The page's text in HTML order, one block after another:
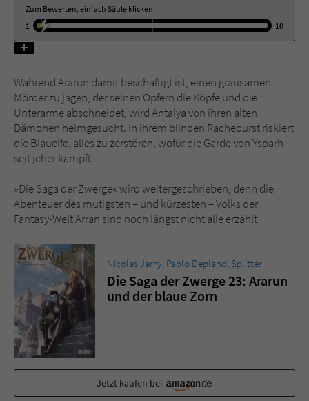
Zum Bewerten, einfach Säule klicken.
1
10
Während Ararun damit beschäftigt ist, einen grausamen
Mörder zu jagen, der seinen Opfern die Köpfe und die
Unterarme abschneidet, wird Antalya von ihren alten
Dämonen heimgesucht. In ihrem blinden Rachedurst riskiert
die Blauelfe, alles zu zerstören, wofür die Garde von Ysparh
seit jeher kämpft.
»Die Saga der Zwerge« wird weitergeschrieben, denn die
Abenteuer des mutigsten – und kürzesten – Volks der
Fantasy-Welt Arran sind noch längst nicht alle erzählt!
Nicolas Jarry, Paolo Deplano, Splitter
Die Saga der Zwerge 23: Ararun
und der blaue Zorn
Jetzt kaufen bei
Name tx_pwcomments_ahash
Laufzeit 1 Jahr
Zweck Cookie für Kommentare einzelner Buchtitel
Anbieter Literatur-Couch Medien GmbH & Co. KG
Zweck
Dieses Cookie gewährleistet die
Kommunikation der Webseite mit dem
Benutzer. Es wird benötigt um z. B. den